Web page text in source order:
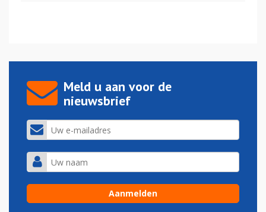
Meld u aan voor de
nieuwsbrief